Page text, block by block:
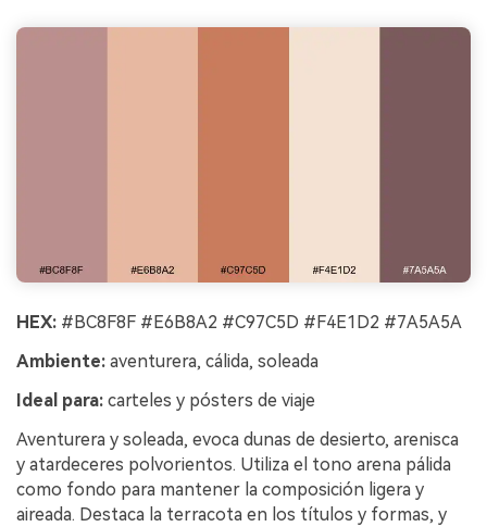
HEX: #BC8F8F #E6B8A2 #C97C5D #F4E1D2 #7A5A5A
Ambiente: aventurera, cálida, soleada
Ideal para: carteles y pósters de viaje
Aventurera y soleada, evoca dunas de desierto, arenisca
y atardeceres polvorientos. Utiliza el tono arena pálida
como fondo para mantener la composición ligera y
aireada. Destaca la terracota en los títulos y formas, y